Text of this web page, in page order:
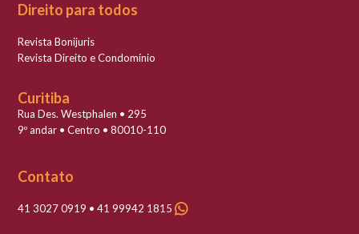
Direito para todos
Revista Bonijuris
Revista Direito e Condomínio
Curitiba
Rua Des. Westphalen • 295
9º andar • Centro • 80010-110
Contato
41 3027 0919 • 41 99942 1815